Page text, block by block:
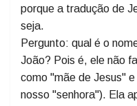
hospedagem (traduz-
hospedaria). A história
Maria, merece um
porque a tradução de
seja.
Pergunto: qual é o